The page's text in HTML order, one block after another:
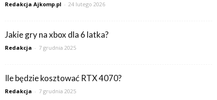
Redakcja Ajkomp.pl - 24 lutego 2026
Jakie gry na xbox dla 6 latka?
Redakcja - 7 grudnia 2025
Ile będzie kosztować RTX 4070?
Redakcja - 7 grudnia 2025